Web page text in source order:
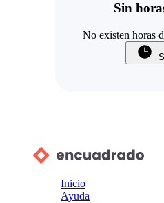
Sin
No existen horas
Inicio
Ayuda